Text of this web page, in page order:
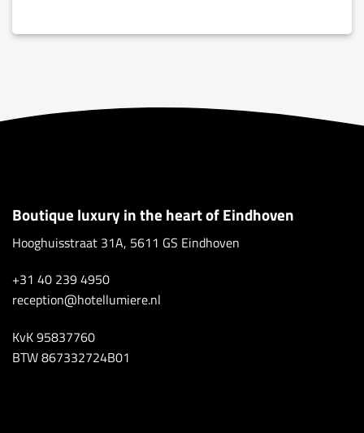
Boutique luxury in the heart of Eindhoven
Hooghuisstraat 31A, 5611 GS Eindhoven
+31 40 239 4950
reception@hotellumiere.nl
KvK 95837760
BTW 867332724B01